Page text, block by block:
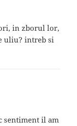
in zborul lor,
uliu? intreb si
sentiment il am